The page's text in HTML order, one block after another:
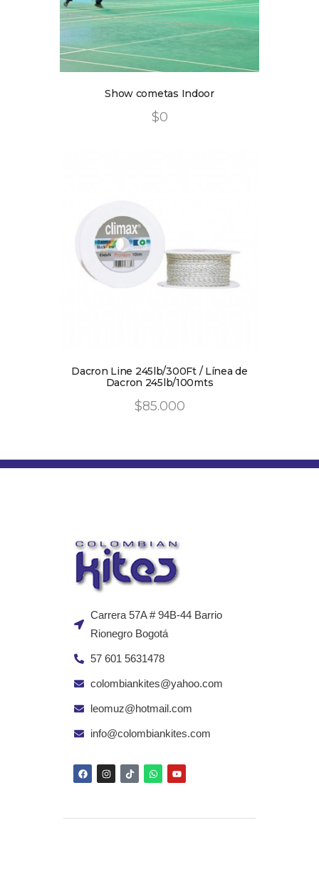
Show cometas Indoor
$0
Dacron Line 245lb/300Ft / Línea de
Dacron 245lb/100mts
$85.000
Carrera 57A # 94B-44 Barrio
Rionegro Bogotá
57 601 5631478
colombiankites@yahoo.com
leomuz@hotmail.com
info@colombiankites.com